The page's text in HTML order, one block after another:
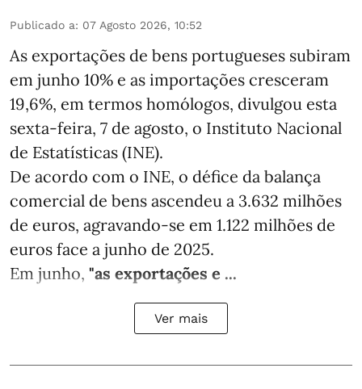
Publicado a: 07 Agosto 2026, 10:52
As exportações de bens portugueses subiram
em junho 10% e as importações cresceram
19,6%, em termos homólogos, divulgou esta
sexta-feira, 7 de agosto, o Instituto Nacional
de Estatísticas (INE).
De acordo com o INE, o défice da balança
comercial de bens ascendeu a 3.632 milhões
de euros, agravando-se em 1.122 milhões de
euros face a junho de 2025.
Em junho, "as exportações e ...
Ver mais